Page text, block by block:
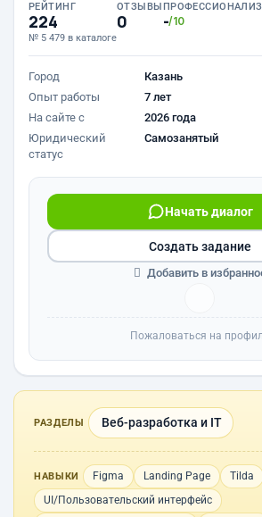
РЕЙТИНГ
224
№ 5 479 в каталоге
ОТЗЫВЫ
0 -/10
Город
Казань
Опыт работы
7 лет
На сайте с
2026 года
Юридический
статус
Самозанятый
Начать диалог
Создать задание
Добавить в
Пожаловаться на
РАЗДЕЛЫ Веб-разработка и IT
НАВЫКИ Figma Landing Page
Tilda
UI/Пользовательский интерфейс